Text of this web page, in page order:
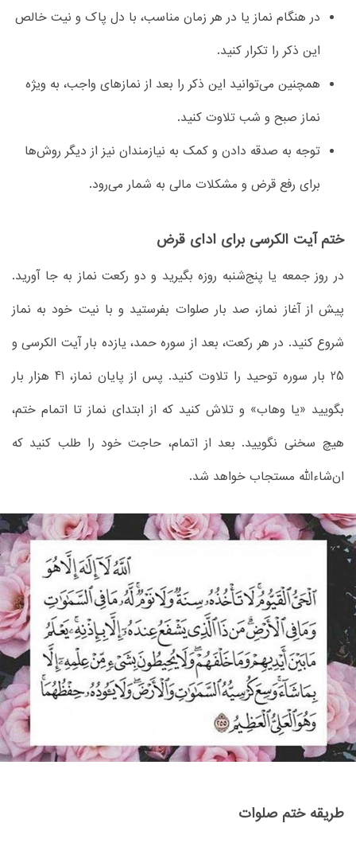
در هنگام نماز یا در هر زمان مناسب، با دل پاک و نیت خالص
این ذکر را تکرار کنید.
همچنین می‌توانید این ذکر را بعد از نمازهای واجب، به ویژه
نماز صبح و شب تلاوت کنید.
توجه به صدقه دادن و کمک به نیازمندان نیز از دیگر روش‌ها
برای رفع قرض و مشکلات مالی به شمار می‌رود.
ختم آیت الکرسی برای ادای قرض
در روز جمعه یا پنج‌شنبه روزه بگیرید و دو رکعت نماز به جا آورید.
پیش از آغاز نماز، صد بار صلوات بفرستید و با نیت خود به نماز
شروع کنید. در هر رکعت، بعد از سوره حمد، یازده بار آیت الکرسی و
25 بار سوره توحید را تلاوت کنید. پس از پایان نماز، 41 هزار بار
بگویید «یا وهاب» و تلاش کنید که از ابتدای نماز تا اتمام ختم،
هیچ سخنی نگویید. بعد از اتمام، حاجت خود را طلب کنید که
ان‌شاءالله مستجاب خواهد شد.
طریقه ختم صلوات